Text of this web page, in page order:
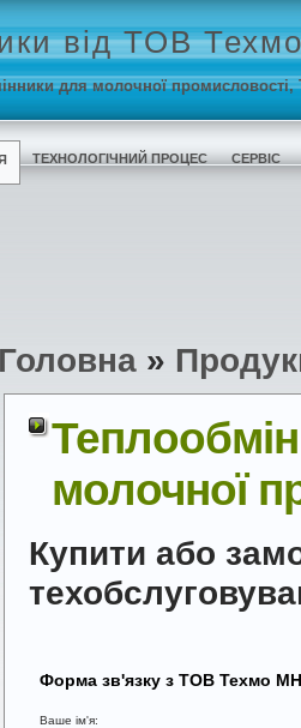
від ТОВ
для молочної
ТЕХНОЛОГІЧНИЙ ПРОЦЕС СЕРВІС
Головна »
молочної
Купити або
Форма зв'язку з ТОВ Техмо
Ваше ім'я: